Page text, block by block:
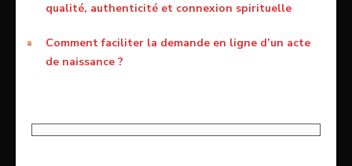
qualité, authenticité et connexion spirituelle
Comment faciliter la demande en ligne d’un acte
de naissance ?